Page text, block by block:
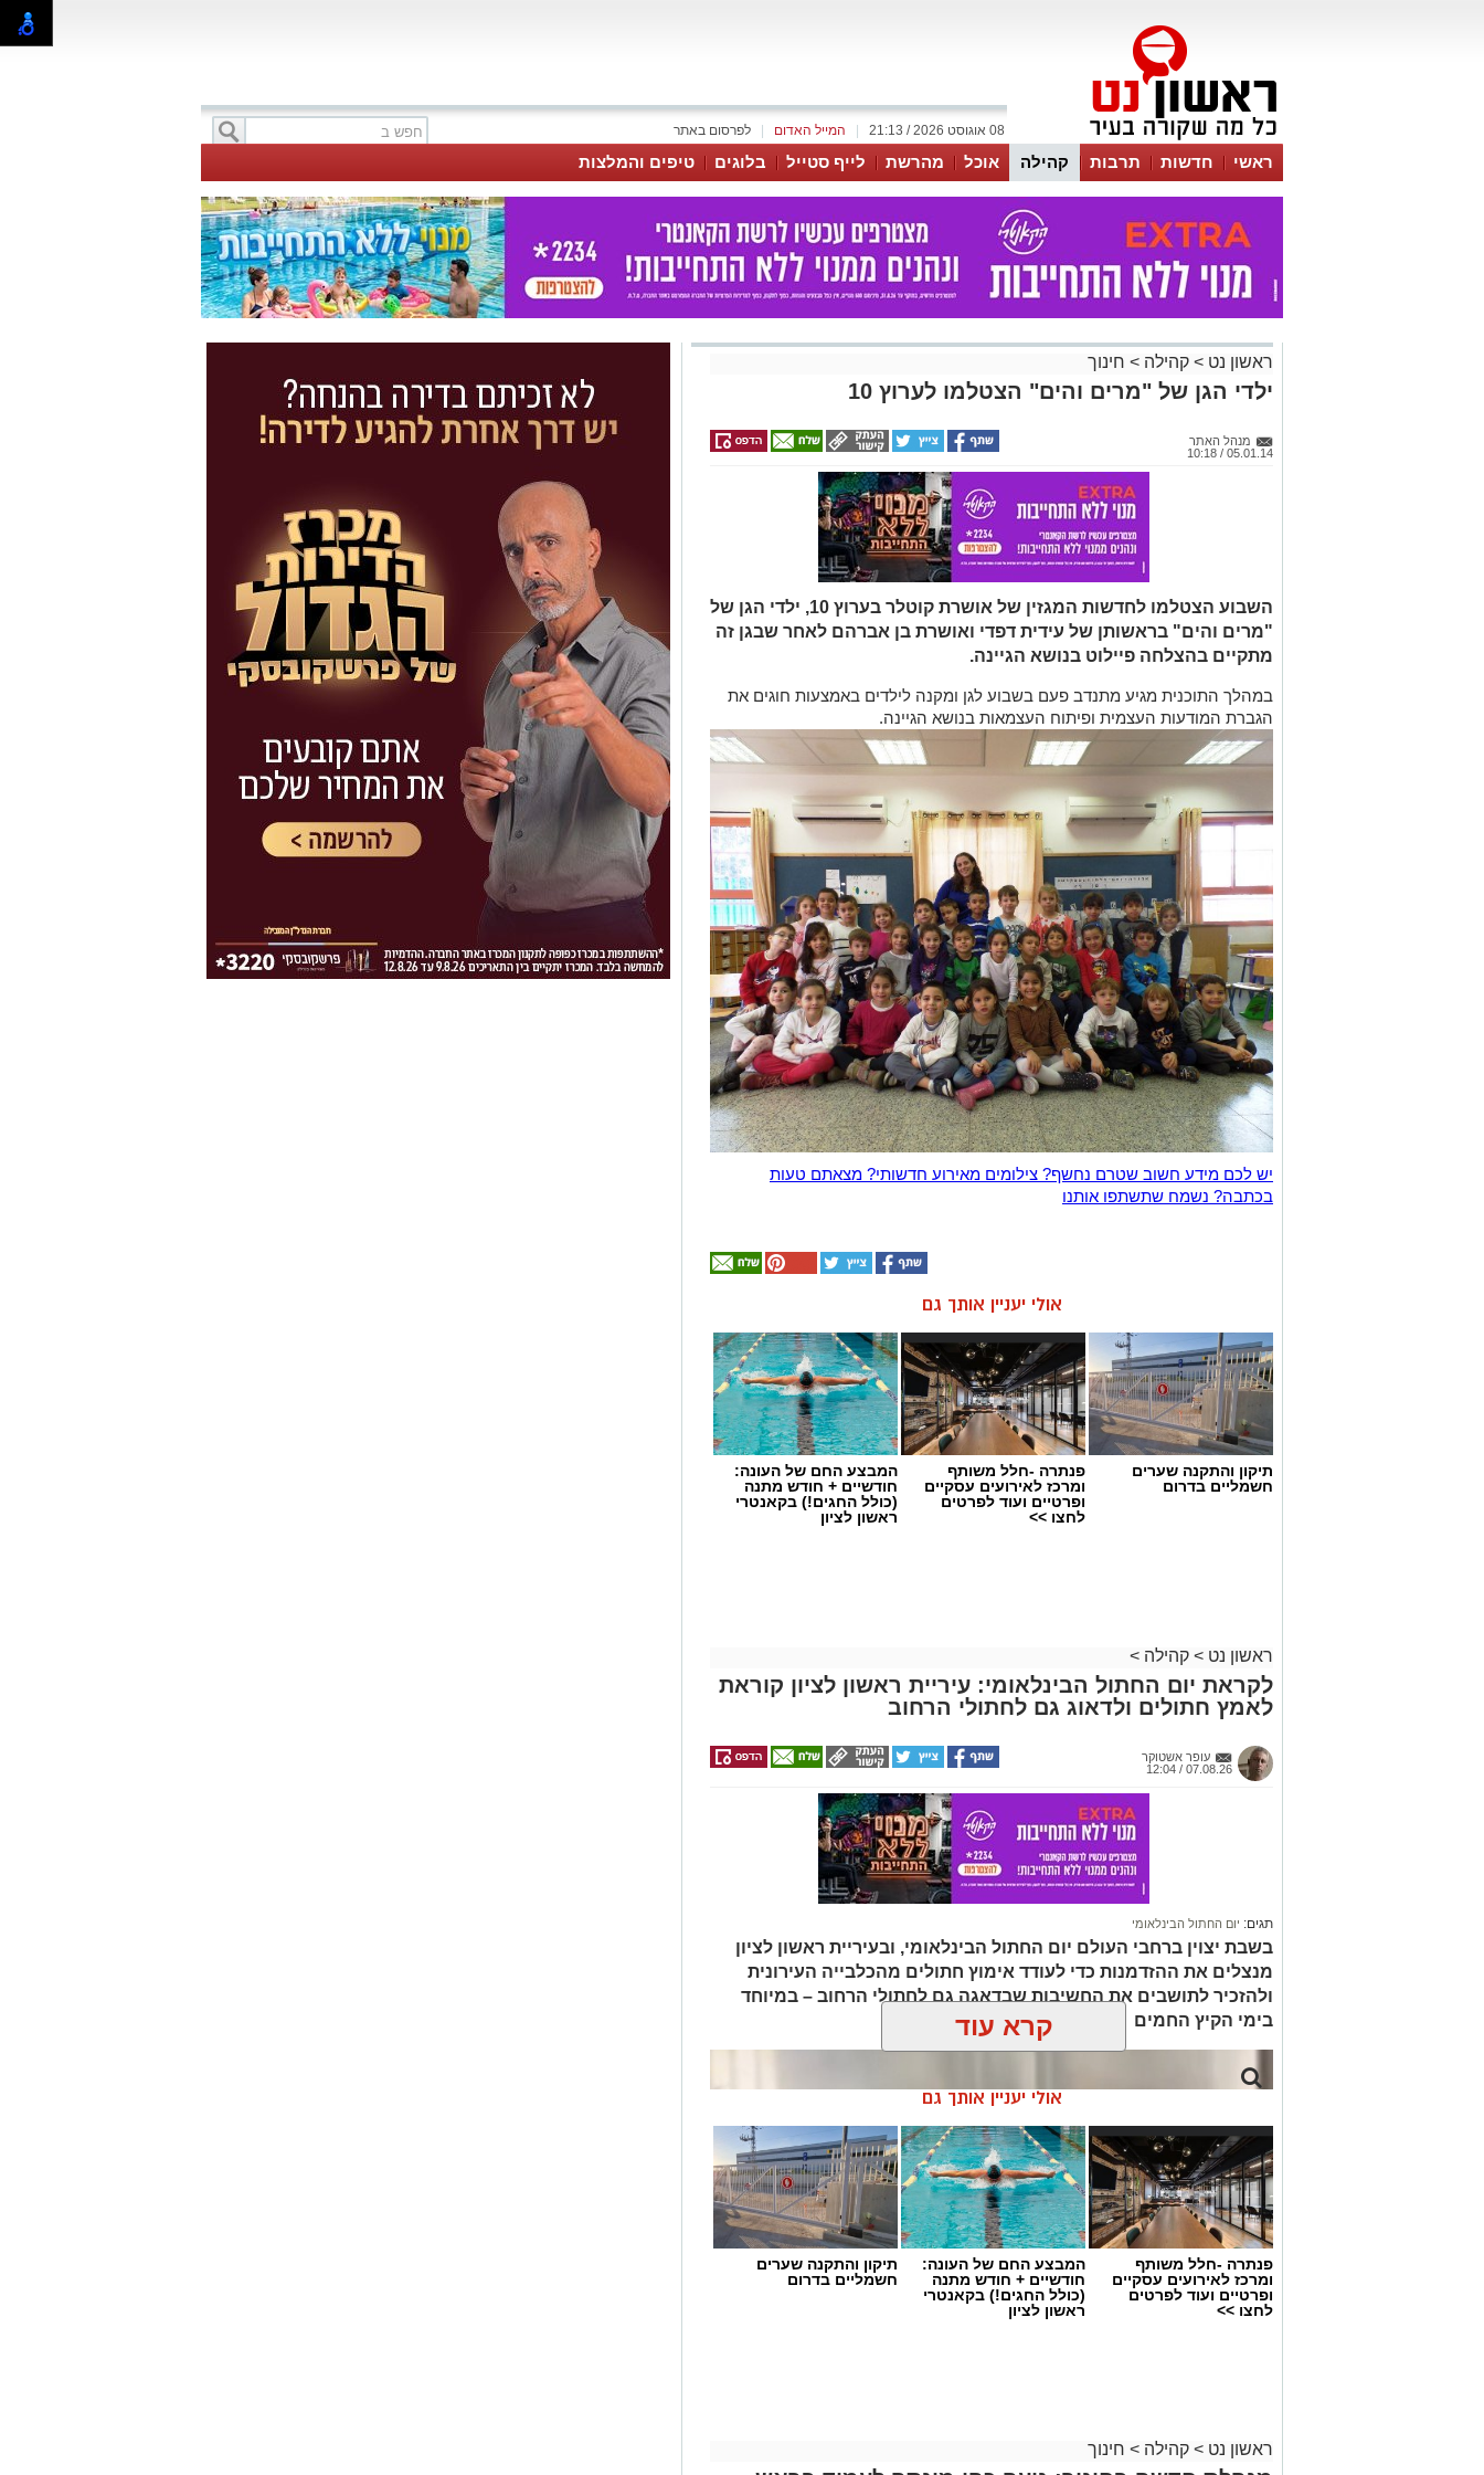
לפרסום באתר המייל האדום 08 אוגוסט 2026 / 21:13
ראשי חדשות תרבות קהילה אוכל מהרשת לייף סטייל בלוגים טיפים והמלצות
ראשון נט > קהילה > חינוך
ילדי הגן של "מרים והים" הצטלמו לערוץ 10
מנהל האתר
05.01.14 / 10:18
השבוע הצטלמו לחדשות המגזין של אושרת קוטלר בערוץ 10, ילדי הגן של
"מרים והים" בראשותן של עידית דפדי ואושרת בן אברהם לאחר שבגן זה
מתקיים בהצלחה פיילוט בנושא הגיינה.
במהלך התוכנית מגיע מתנדב פעם בשבוע לגן ומקנה לילדים באמצעות חוגים את
הגברת המודעות העצמית ופיתוח העצמאות בנושא הגיינה.
יש לכם מידע חשוב שטרם נחשף? צילומים מאירוע חדשותי? מצאתם טעות
בכתבה? נשמח שתשתפו אותנו
אולי יעניין אותך גם
תיקון והתקנה שערים
חשמליים בדרום
פנתרה -חלל משותף
ומרכז לאירועים עסקיים
ופרטיים ועוד לפרטים
לחצו >>
המבצע החם של העונה:
חודשיים + חודש מתנה
(כולל החגים!) בקאנטרי
ראשון לציון
ראשון נט > קהילה >
לקראת יום החתול הבינלאומי: עיריית ראשון לציון קוראת
לאמץ חתולים ולדאוג גם לחתולי הרחוב
עופר אשטוקר
07.08.26 / 12:04
תגים: יום החתול הבינלאומי
בשבת יצוין ברחבי העולם יום החתול הבינלאומי, ובעיריית ראשון לציון
מנצלים את ההזדמנות כדי לעודד אימוץ חתולים מהכלבייה העירונית
ולהזכיר לתושבים את החשיבות שבדאגה גם לחתולי הרחוב – במיוחד
בימי הקיץ החמים
קרא עוד
אולי יעניין אותך גם
פנתרה -חלל משותף
ומרכז לאירועים עסקיים
ופרטיים ועוד לפרטים
לחצו >>
המבצע החם של העונה:
חודשיים + חודש מתנה
(כולל החגים!) בקאנטרי
ראשון לציון
תיקון והתקנה שערים
חשמליים בדרום
ראשון נט > קהילה > חינוך